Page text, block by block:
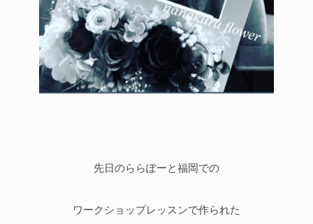
先日のららぽーと福岡での
ワークショップレッスンで作られた